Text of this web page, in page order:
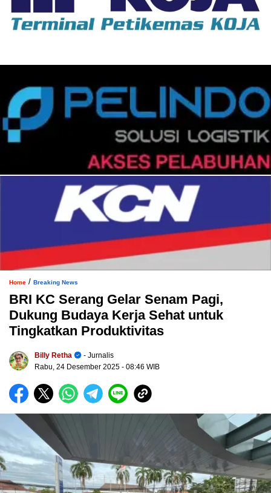
Home / Breaking News
BRI KC Serang Gelar Senam Pagi,
Dukung Budaya Kerja Sehat untuk
Tingkatkan Produktivitas
Billy Retha
- Jurnalis
Rabu, 24 Desember 2025 - 08:46 WIB